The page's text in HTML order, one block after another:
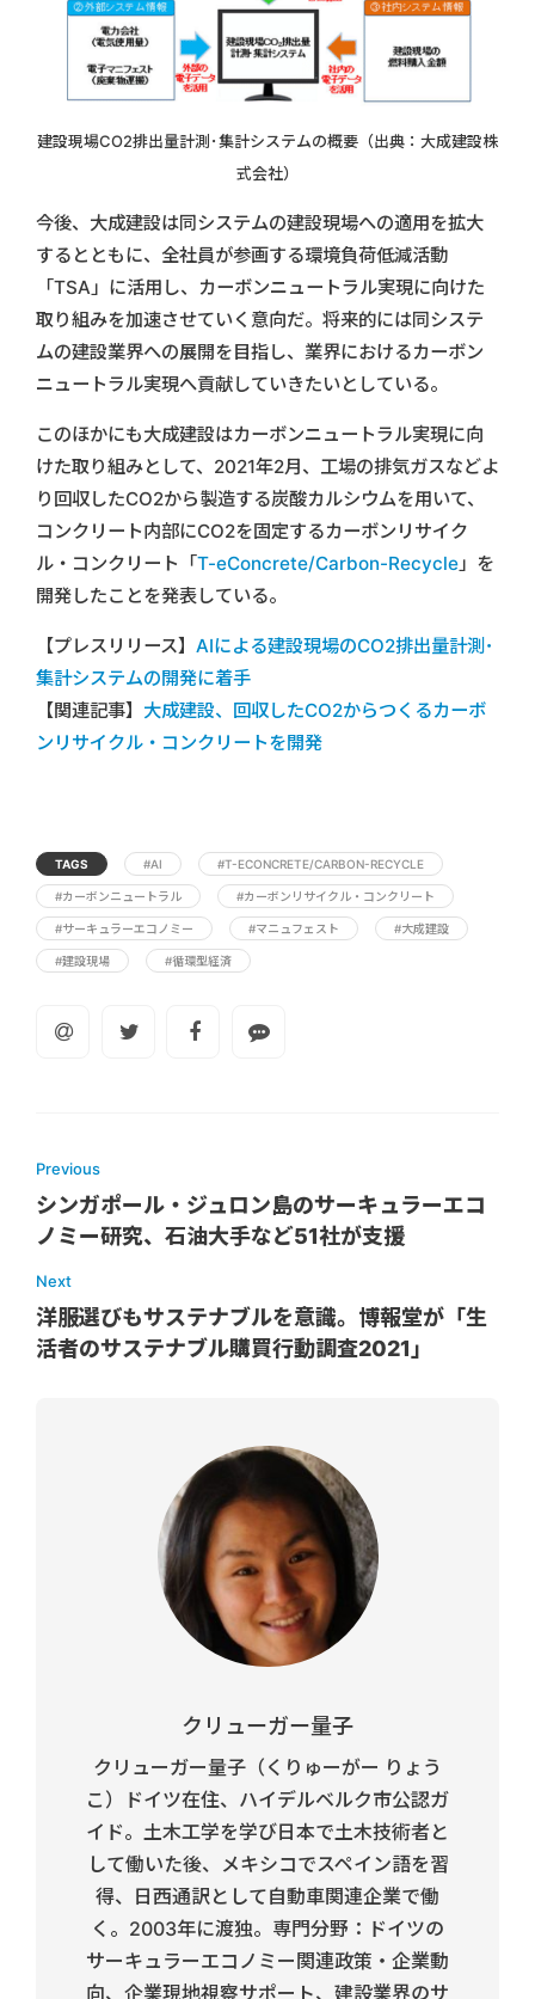
建設現場CO2排出量計測･集計システムの概要（出典：大成建設株
式会社）
今後、大成建設は同システムの建設現場への適用を拡大
するとともに、全社員が参画する環境負荷低減活動
「TSA」に活用し、カーボンニュートラル実現に向けた
取り組みを加速させていく意向だ。将来的には同システ
ムの建設業界への展開を目指し、業界におけるカーボン
ニュートラル実現へ貢献していきたいとしている。
このほかにも大成建設はカーボンニュートラル実現に向
けた取り組みとして、2021年2月、工場の排気ガスなどよ
り回収したCO2から製造する炭酸カルシウムを用いて、
コンクリート内部にCO2を固定するカーボンリサイク
ル・コンクリート「T-eConcrete/Carbon-Recycle」を
開発したことを発表している。
【プレスリリース】 AIによる建設現場のCO2排出量計測･
集計システムの開発に着手
【関連記事】 大成建設、回収したCO2からつくるカーボ
ンリサイクル・コンクリートを開発
TAGS #AI #T-ECONCRETE/CARBON-RECYCLE
#カーボンニュートラル #カーボンリサイクル・コンクリート
#サーキュラーエコノミー #マニュフェスト #大成建設
#建設現場 #循環型経済
Previous
シンガポール・ジュロン島のサーキュラーエコ
ノミー研究、石油大手など51社が支援
Next
洋服選びもサステナブルを意識。博報堂が「生
活者のサステナブル購買行動調査2021」
クリューガー量子
クリューガー量子（くりゅーがー りょう
こ）ドイツ在住、ハイデルベルク市公認ガ
イド。土木工学を学び日本で土木技術者と
して働いた後、メキシコでスペイン語を習
得、日西通訳として自動車関連企業で働
く。2003年に渡独。専門分野：ドイツの
サーキュラーエコノミー関連政策・企業動
向、企業現地視察サポート、建設業界のサ